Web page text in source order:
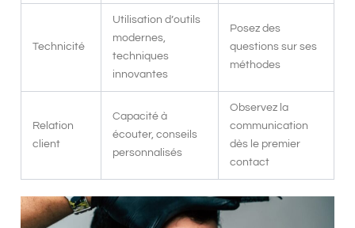
Technicité
Utilisation d’outils
modernes,
techniques
innovantes
Posez des
questions sur ses
méthodes
Relation
client
Capacité à
écouter, conseils
personnalisés
Observez la
communication
dès le premier
contact